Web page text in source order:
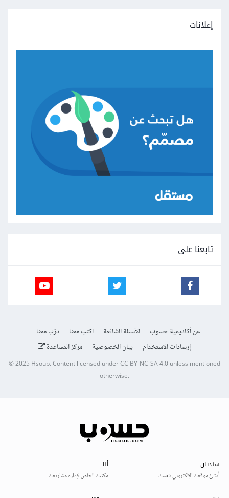
إعلانات
تابعنا على
عن أكاديمية حسوب الأسئلة الشائعة اكتب معنا
درّب معنا
إرشادات الاستخدام
بيان الخصوصية مركز المساعدة
© 2025Hsoub.Content licensed underCC BY-NC-SA 4.0unless mentioned
otherwise.